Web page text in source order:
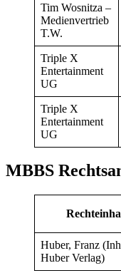
Tim Wosnitza –
Medienvertrieb
T.W.
Triple X
Entertainment
UG
Triple X
Entertainment
UG
MBBS
Huber, Franz
Huber Verlag)